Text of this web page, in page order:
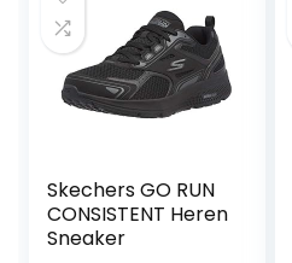
Skechers GO RUN
CONSISTENT Heren
Sneaker